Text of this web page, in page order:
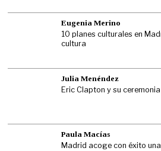
Eugenia Merino
10 planes culturales en
cultura
Julia Menéndez
Eric Clapton y su
Paula Macías
Madrid acoge con éxito